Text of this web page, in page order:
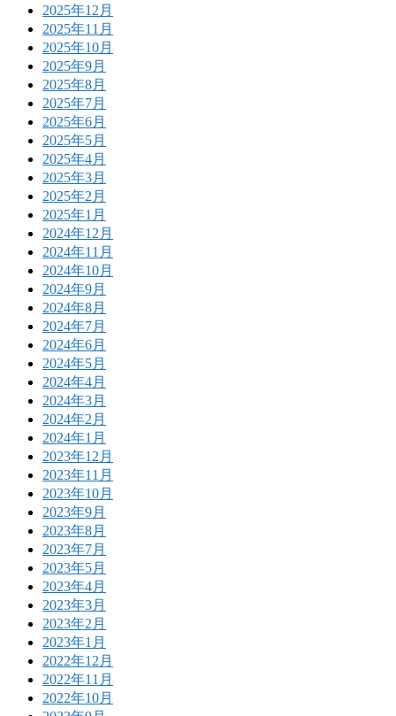
2025年12月
2025年11月
2025年10月
2025年9月
2025年8月
2025年7月
2025年6月
2025年5月
2025年4月
2025年3月
2025年2月
2025年1月
2024年12月
2024年11月
2024年10月
2024年9月
2024年8月
2024年7月
2024年6月
2024年5月
2024年4月
2024年3月
2024年2月
2024年1月
2023年12月
2023年11月
2023年10月
2023年9月
2023年8月
2023年7月
2023年5月
2023年4月
2023年3月
2023年2月
2023年1月
2022年12月
2022年11月
2022年10月